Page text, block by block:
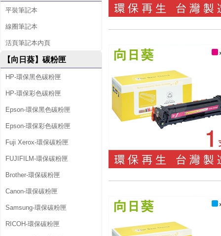
平裝筆記本
線圈筆記本
活頁筆記本內頁
【向日葵】碳粉匣
HP-環保黑色碳粉匣
HP-環保彩色碳粉匣
Epson-環保黑色碳粉匣
Epson-環保彩色碳粉匣
Fuji Xerox-環保碳粉匣
FUJIFILM-環保碳粉匣
Brother-環保碳粉匣
Canon-環保碳粉匣
Samsung-環保碳粉匣
RICOH-環保碳粉匣